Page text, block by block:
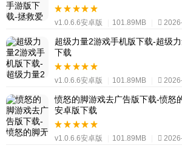
v1.0.6.6安卓版 101.89MB
超级力量2游戏手机版下载-超级
下载
v1.0.6.6安卓版 101.89MB
愤怒的脚游戏去广告版下载-愤怒
安卓版下载
v1.0.6.6安卓版 101.89MB